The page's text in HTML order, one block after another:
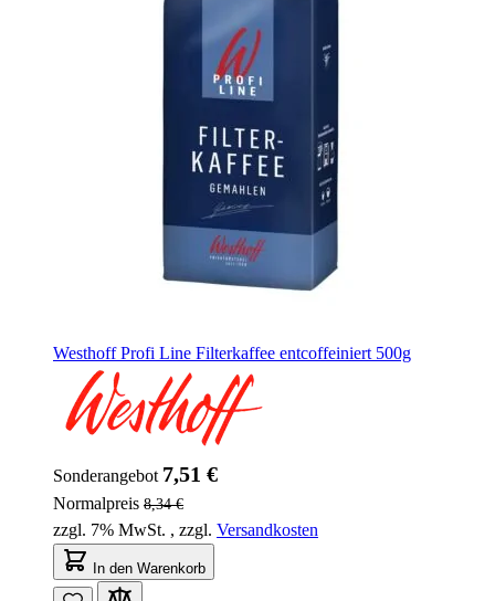
Westhoff Profi Line Filterkaffee entcoffeiniert 500g
Sonderangebot 7,51 €
Normalpreis 8,34 €
zzgl. 7% MwSt. , zzgl. Versandkosten
In den Warenkorb